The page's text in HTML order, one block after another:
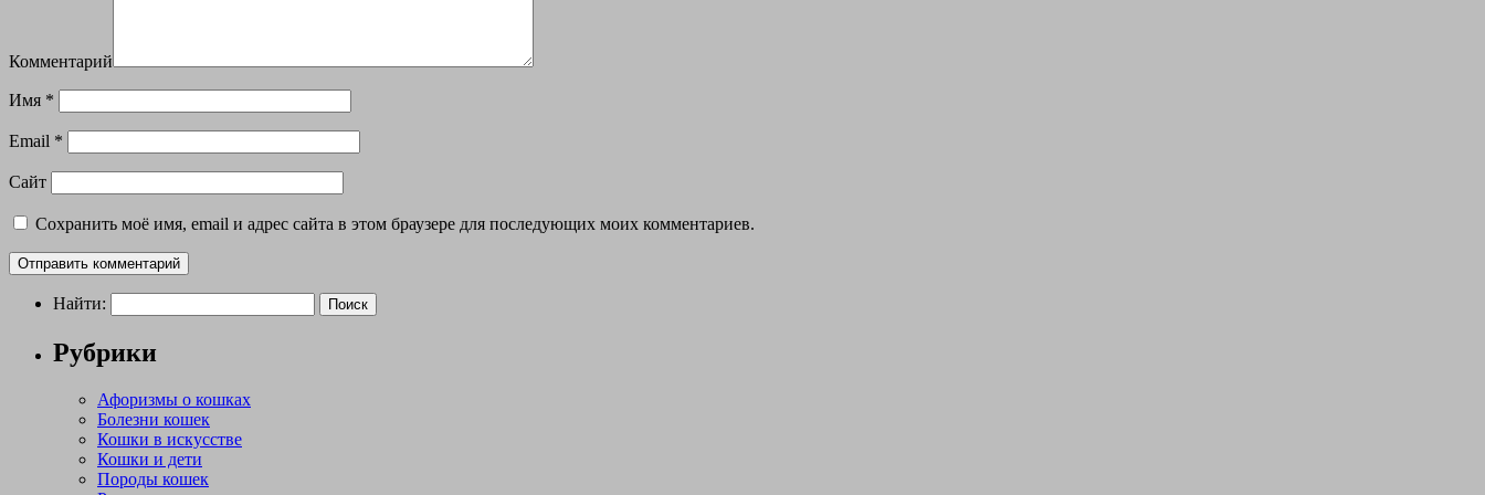
Комментарий
Имя *
Email *
Сайт
Сохранить моё имя, email и адрес сайта в этом браузере для последующих моих комментариев.
Найти:
Рубрики
Афоризмы о кошках
Болезни кошек
Кошки в искусстве
Кошки и дети
Породы кошек